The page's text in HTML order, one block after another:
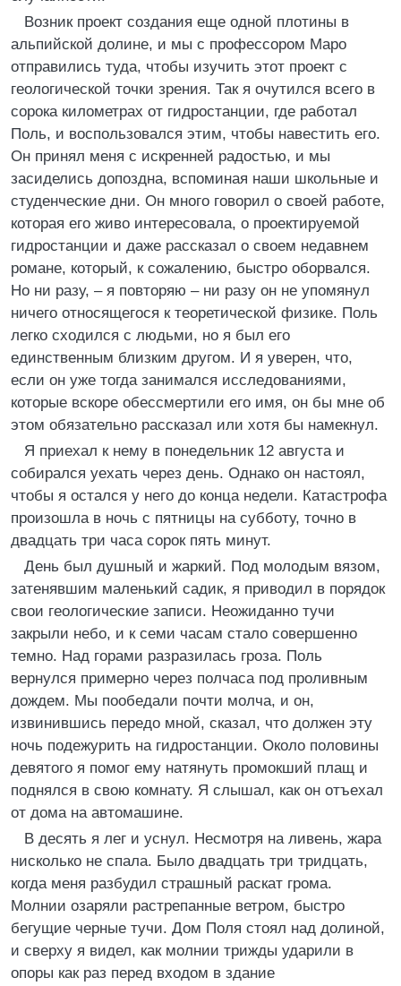
Возник проект создания еще одной плотины в
альпийской долине, и мы с профессором Маро
отправились туда, чтобы изучить этот проект с
геологической точки зрения. Так я очутился всего в
сорока километрах от гидростанции, где работал
Поль, и воспользовался этим, чтобы навестить его.
Он принял меня с искренней радостью, и мы
засиделись допоздна, вспоминая наши школьные и
студенческие дни. Он много говорил о своей работе,
которая его живо интересовала, о проектируемой
гидростанции и даже рассказал о своем недавнем
романе, который, к сожалению, быстро оборвался.
Но ни разу, – я повторяю – ни разу он не упомянул
ничего относящегося к теоретической физике. Поль
легко сходился с людьми, но я был его
единственным близким другом. И я уверен, что,
если он уже тогда занимался исследованиями,
которые вскоре обессмертили его имя, он бы мне об
этом обязательно рассказал или хотя бы намекнул.
Я приехал к нему в понедельник 12 августа и
собирался уехать через день. Однако он настоял,
чтобы я остался у него до конца недели. Катастрофа
произошла в ночь с пятницы на субботу, точно в
двадцать три часа сорок пять минут.
День был душный и жаркий. Под молодым вязом,
затенявшим маленький садик, я приводил в порядок
свои геологические записи. Неожиданно тучи
закрыли небо, и к семи часам стало совершенно
темно. Над горами разразилась гроза. Поль
вернулся примерно через полчаса под проливным
дождем. Мы пообедали почти молча, и он,
извинившись передо мной, сказал, что должен эту
ночь подежурить на гидростанции. Около половины
девятого я помог ему натянуть промокший плащ и
поднялся в свою комнату. Я слышал, как он отъехал
от дома на автомашине.
В десять я лег и уснул. Несмотря на ливень, жара
нисколько не спала. Было двадцать три тридцать,
когда меня разбудил страшный раскат грома.
Молнии озаряли растрепанные ветром, быстро
бегущие черные тучи. Дом Поля стоял над долиной,
и сверху я видел, как молнии трижды ударили в
опоры как раз перед входом в здание